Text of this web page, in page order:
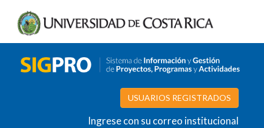
USUARIOS REGISTRADOS
Ingrese con su correo institucional